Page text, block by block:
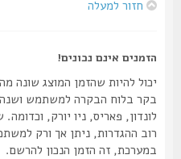
חזור למעלה
הזמנים אינם נכונים!
יכול להיות שהזמן המוצג שונה
בקר בלוח הבקרה למשתמש ושנה את
לונדון, פאריס, ניו יורק, וכדומה.
רוב ההגדרות, ניתן אך ורק
במערכת, זה הזמן הנכון להרשם.